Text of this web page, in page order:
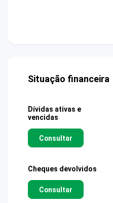
Situação financeira
Dívidas ativas e
vencidas
Consultar
Cheques devolvidos
Consultar